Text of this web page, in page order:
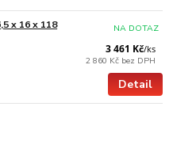
x 16 x 118
3 461 Kč/ks
2 860 Kč bez DPH
NA DOTAZ
Detail